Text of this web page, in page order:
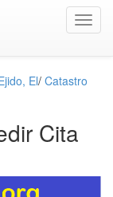
El/ Catastro
Cita